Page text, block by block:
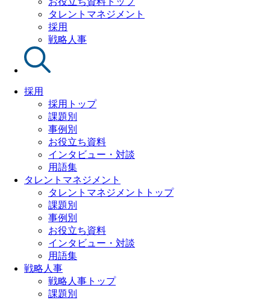
タレントマネジメント
採用
戦略人事
採用
採用トップ
課題別
事例別
お役立ち資料
インタビュー・対談
用語集
タレントマネジメント
タレントマネジメントトップ
課題別
事例別
お役立ち資料
インタビュー・対談
用語集
戦略人事
戦略人事トップ
課題別